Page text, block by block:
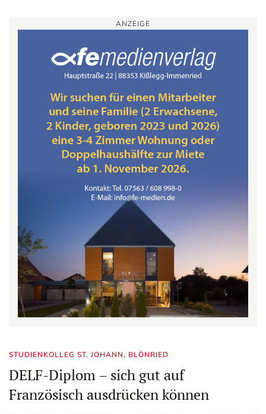
ANZEIGE
STUDIENKOLLEG ST. JOHANN, BLÖNRIED
DELF-Diplom – sich gut auf
Französisch ausdrücken können